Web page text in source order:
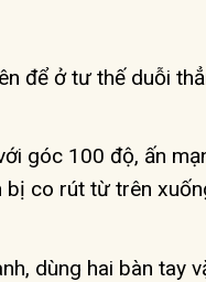
để ở tư thế duỗi
góc 100 độ, ấn
bị co rút từ trên
dùng hai bàn tay